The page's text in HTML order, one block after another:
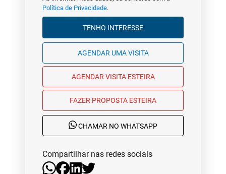
Política de Privacidade.
TENHO INTERESSE
AGENDAR UMA VISITA
AGENDAR VISITA ESTEIRA
FAZER PROPOSTA ESTEIRA
CHAMAR NO WHATSAPP
Compartilhar nas redes sociais